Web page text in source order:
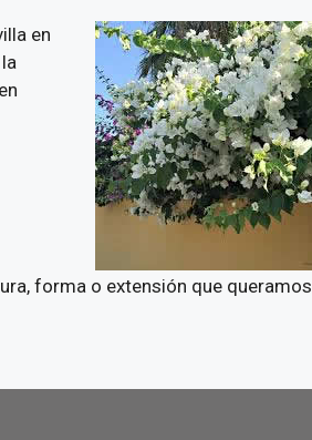
en
forma o extensión que queramos